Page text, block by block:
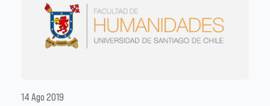
14 Ago 2019